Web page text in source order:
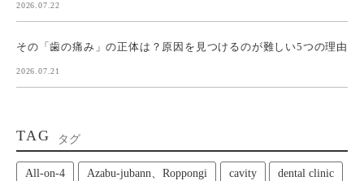
2026.07.22
その「歯の痛み」の正体は？原因を見つけるのが難しい5つの理由
2026.07.21
TAG タグ
All‑on‑4 Azabu-jubann、Roppongi cavity dental clinic